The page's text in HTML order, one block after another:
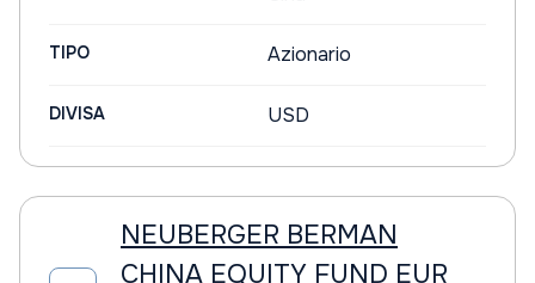
TIPO Azionario
DIVISA USD
NEUBERGER BERMAN
CHINA EQUITY FUND EUR